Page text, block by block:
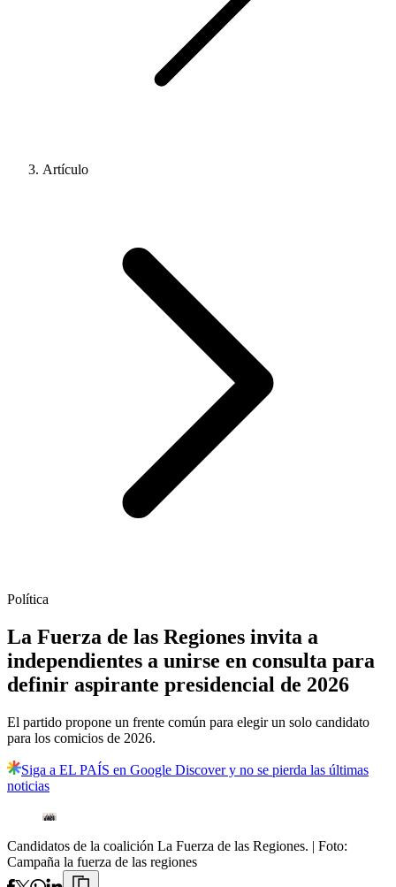
Artículo
Política
La Fuerza de las Regiones invita a
independientes a unirse en consulta para
definir aspirante presidencial de 2026
El partido propone un frente común para elegir un solo candidato
para los comicios de 2026.
Siga a EL PAÍS en Google Discover y no se pierda las últimas
noticias
Candidatos de la coalición La Fuerza de las Regiones. | Foto:
Campaña la fuerza de las regiones